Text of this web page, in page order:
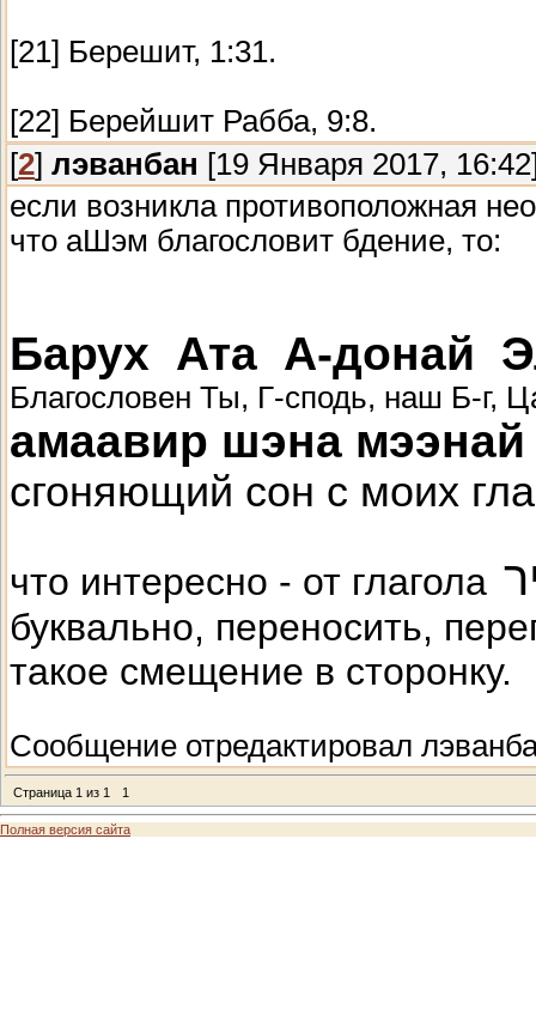
[21] Берешит, 1:31.
[22] Берейшит Рабба, 9:8.
[2] лэванбан [19 Января 2017,
если возникла противоположная
что аШэм благословит бдение, то:
Барух Ата А-донай
Благословен Ты, Г-сподь, наш Б-г,
амаавир шэна
сгоняющий сон с моих
что интересно - от глагола
буквально, переносить,
такое смещение в сторонку.
Сообщение отредактировал
Страница 1 из 1 1
Полная версия сайта